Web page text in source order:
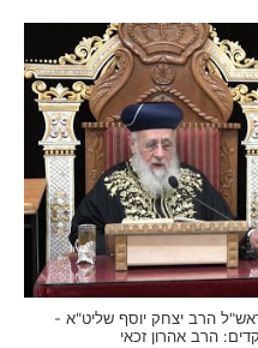
הרב יצחק יוסף שליט"א -
הרב אהרון זכאי